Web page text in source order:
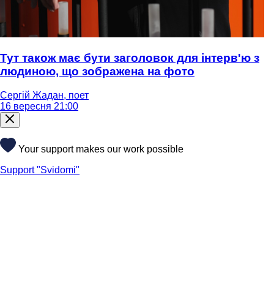
Тут також має бути заголовок для інтерв'ю з
людиною, що зображена на фото
Сергій Жадан, поет
16 вересня 21:00
Your support makes our work possible
Support "Svidomi"